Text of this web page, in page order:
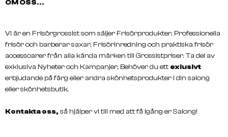
5X9g
OM OSS...
Vi är en Frisörgrossist som säljer Frisörprodukter, Professionella
frisör och barberar saxar, Frisörinredning och praktiska frisör
accessoarer från alla kända märken till Grossistpriser. Ta del av
exklusiva Nyheter och Kampanjer, Behöver du ett exlusivt
erbjudande på färg eller andra skönhetsprodukter i din salong
eller skönhetsbutik.
Kontakta oss, så hjälper vi till med att få igång er Salong!